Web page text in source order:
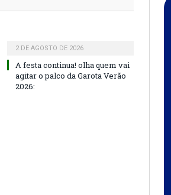
2 DE AGOSTO DE 2026
A festa continua! olha quem vai
agitar o palco da Garota Verão
2026: